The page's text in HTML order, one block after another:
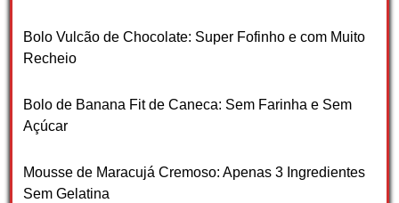
Bolo Vulcão de Chocolate: Super Fofinho e com Muito
Recheio
Bolo de Banana Fit de Caneca: Sem Farinha e Sem
Açúcar
Mousse de Maracujá Cremoso: Apenas 3 Ingredientes
Sem Gelatina